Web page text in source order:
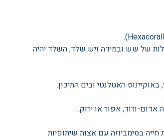
של שש ובמידה ויש שלד, השלד יהיה
האטלנטי ובים התיכון.
ורוד, אפור או ירוק.
בסימביוזה עם אצות שיתופיות